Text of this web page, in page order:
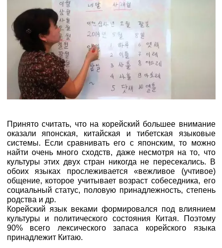
Принято считать, что на корейский большее внимание
оказали японская, китайская и тибетская языковые
системы. Если сравнивать его с японским, то можно
найти очень много сходств, даже несмотря на то, что
культуры этих двух стран никогда не пересекались. В
обоих языках прослеживается «вежливое (учтивое)
общение, которое учитывает возраст собеседника, его
социальный статус, половую принадлежность, степень
родства и др.
Корейский язык веками формировался под влиянием
культуры и политического состояния Китая. Поэтому
90% всего лексического запаса корейского языка
принадлежит Китаю.